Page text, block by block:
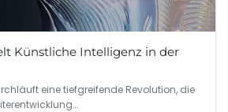
Künstliche Intelligenz in der
eine tiefgreifende Revolution, die